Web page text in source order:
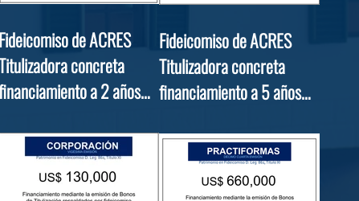
Fideicomiso de ACRES
concreta
a 2 años
Fideicomiso de ACRES
Titulizadora concreta
financiamiento a 5 años